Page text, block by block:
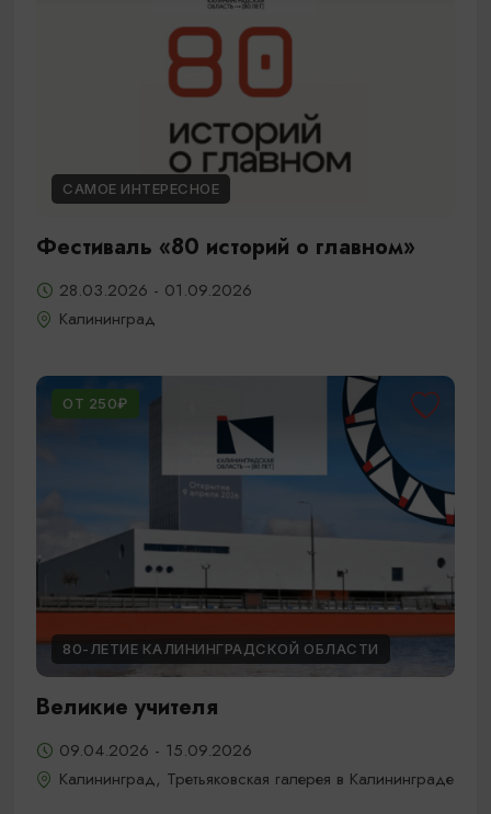
САМОЕ ИНТЕРЕСНОЕ
Фестиваль «80 историй о главном»
28.03.2026 - 01.09.2026
Калининград
ОТ 250₽
80-ЛЕТИЕ КАЛИНИНГРАДСКОЙ ОБЛАСТИ
Великие учителя
09.04.2026 - 15.09.2026
Калининград, Третьяковская галерея в Калининграде